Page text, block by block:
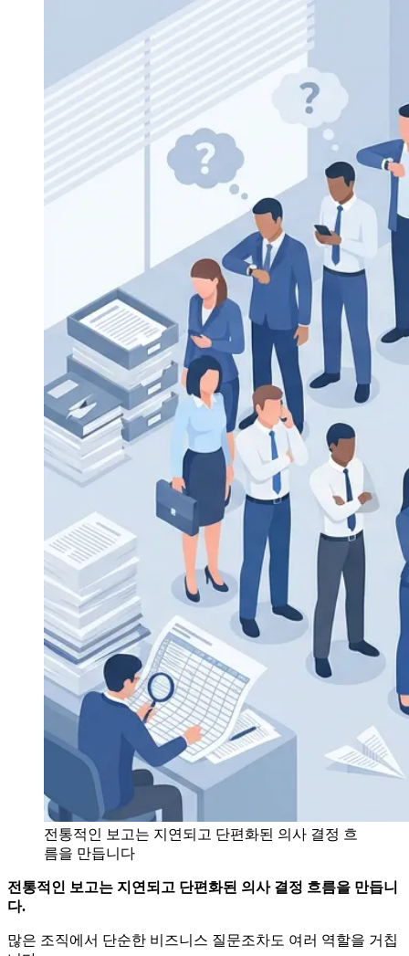
전통적인 보고는 지연되고 단편화된 의사 결정 흐
름을 만듭니다
전통적인 보고는 지연되고 단편화된 의사 결정 흐름을 만듭니
다.
많은 조직에서 단순한 비즈니스 질문조차도 여러 역할을 거칩